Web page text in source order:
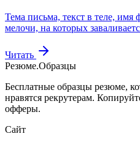
Тема письма, текст в теле, имя
мелочи, на которых
Читать
Резюме.Образцы
Бесплатные образцы резюме,
нравятся рекрутерам.
офферы.
Сайт